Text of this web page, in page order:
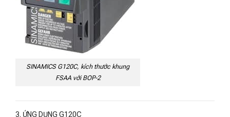
SINAMICS G120C, kích thước khung
FSAA với BOP-2
3. ỨNG DỤNG G120C